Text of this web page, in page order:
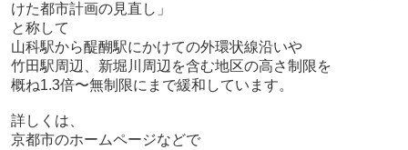
けた都市計画の見直し」
と称して
山科駅から醍醐駅にかけての外環状線沿いや
竹田駅周辺、新堀川周辺を含む地区の高さ制限を
概ね1.3倍〜無制限にまで緩和しています。
詳しくは、
京都市のホームページなどで